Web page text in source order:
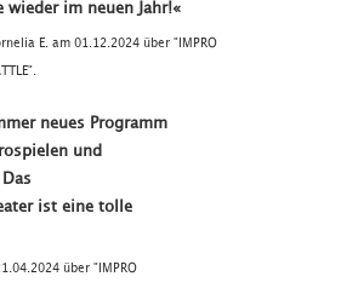
wieder im neuen Jahr!«
E. am 01.12.2024 über "IMPRO
neues Programm
und
ist eine tolle
über "IMPRO